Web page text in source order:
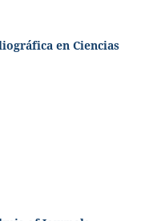
en Ciencias